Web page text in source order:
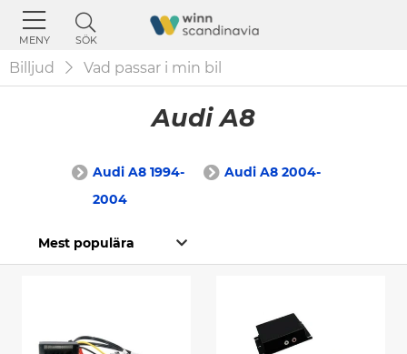
MENY SÖK
Billjud Vad passar i min bil
Audi A8
Audi A8 1994-
2004
Audi A8 2004-